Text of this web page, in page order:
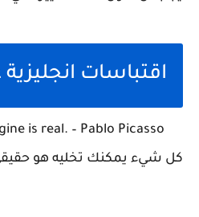
اقتباسات
is real. – Pablo Picasso
كل شيء يمكنك تخليه هو